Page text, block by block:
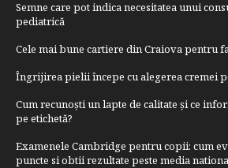
Semne care pot indica necesitatea unui
pediatrică
Cele mai bune cartiere din Craiova pentru
Îngrijirea pielii începe cu alegerea cremei
Cum recunoști un lapte de calitate și ce
pe etichetă?
Examenele Cambridge pentru copii: cum
puncte si obtii rezultate peste media